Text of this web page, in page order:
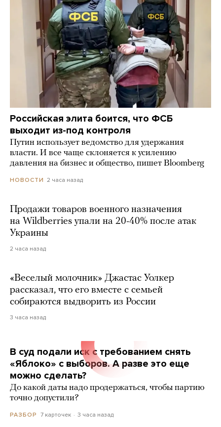
Российская элита боится, что ФСБ
выходит из-под контроля
Путин использует ведомство для удержания
власти. И все чаще склоняется к усилению
давления на бизнес и общество, пишет Bloomberg
НОВОСТИ 2 часа назад
Продажи товаров военного назначения
на Wildberries упали на 20-40% после атак
Украины
2 часа назад
«Веселый молочник» Джастас Уолкер
рассказал, что его вместе с семьей
собираются выдворить из России
3 часа назад
В суд подали иск с требованием снять
«Яблоко» с выборов. А разве это еще
можно сделать?
До какой даты надо продержаться, чтобы партию
точно допустили?
РАЗБОР 7 карточек 3 часа назад